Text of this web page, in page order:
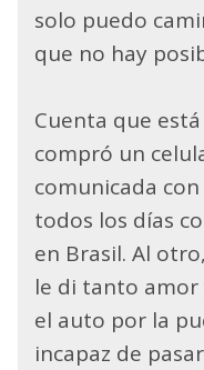
solo puedo
que no hay
Cuenta que
compró un
comunicada
todos los días
en Brasil. Al
le di tanto amor
el auto por la
incapaz de